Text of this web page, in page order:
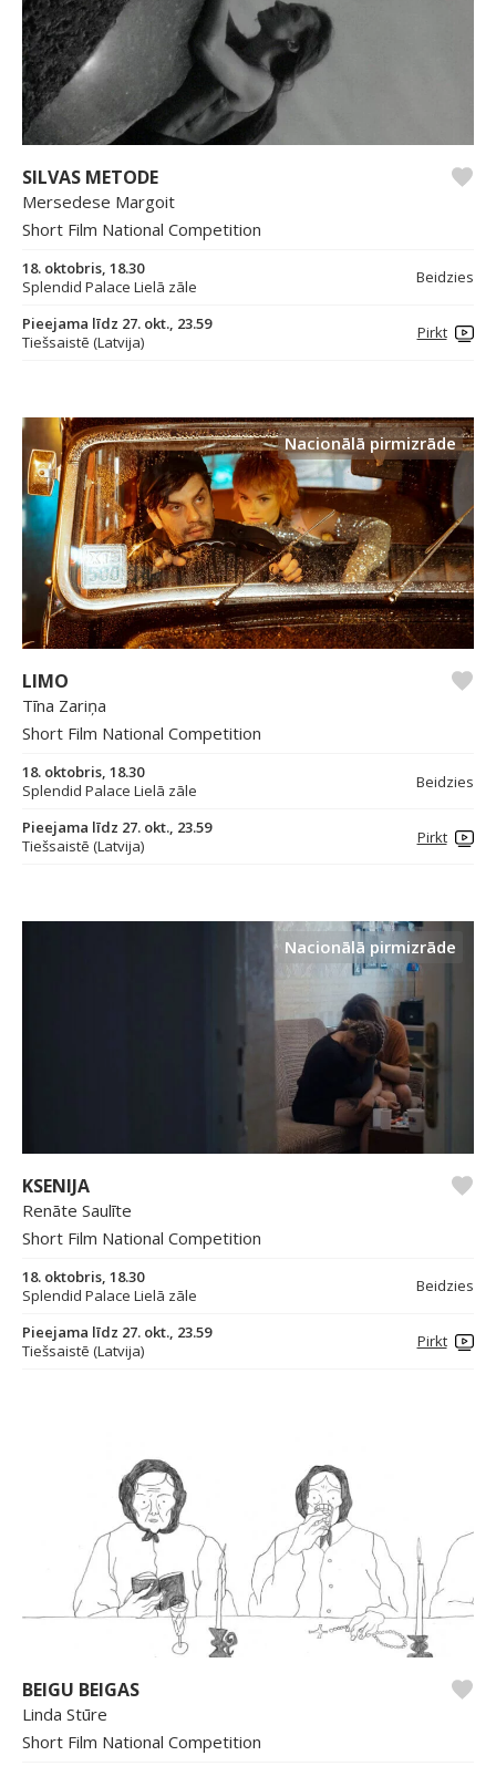
SILVAS METODE
Mersedese Margoit
Short Film National Competition
18. oktobris, 18.30
Splendid Palace Lielā zāle
Beidzies
Pieejama līdz 27. okt., 23.59
Tiešsaistē (Latvija)
Pirkt
Nacionālā pirmizrāde
LIMO
Tīna Zariņa
Short Film National Competition
18. oktobris, 18.30
Splendid Palace Lielā zāle
Beidzies
Pieejama līdz 27. okt., 23.59
Tiešsaistē (Latvija)
Pirkt
Nacionālā pirmizrāde
KSENIJA
Renāte Saulīte
Short Film National Competition
18. oktobris, 18.30
Splendid Palace Lielā zāle
Beidzies
Pieejama līdz 27. okt., 23.59
Tiešsaistē (Latvija)
Pirkt
BEIGU BEIGAS
Linda Stūre
Short Film National Competition